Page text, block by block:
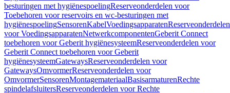
besturingen met hygiënespoelingReserveonderdelen voor
Toebehoren voor reservoirs en wc-besturingen met
hygiënespoelingSensorenKabelVoedingsapparatenReserveonderdelen
voor VoedingsapparatenNetwerkcomponentenGeberit Connect
toebehoren voor Geberit hygiënesysteemReserveonderdelen voor
Geberit Connect toebehoren voor Geberit
hygiënesysteemGatewaysReserveonderdelen voor
GatewaysOmvormerReserveonderdelen voor
OmvormerSensorenMontagemateriaalBasisarmaturenRechte
spindelafsluitersReserveonderdelen voor Rechte